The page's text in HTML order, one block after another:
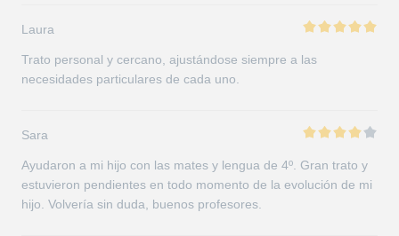
Laura
Trato personal y cercano, ajustándose siempre a las
necesidades particulares de cada uno.
Sara
Ayudaron a mi hijo con las mates y lengua de 4º. Gran trato y
estuvieron pendientes en todo momento de la evolución de mi
hijo. Volvería sin duda, buenos profesores.